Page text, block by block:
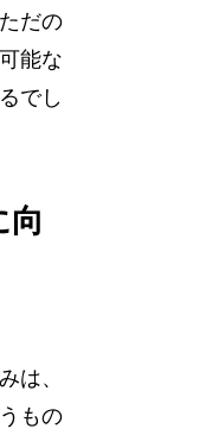
だの
能な
でし
向
は、
もの